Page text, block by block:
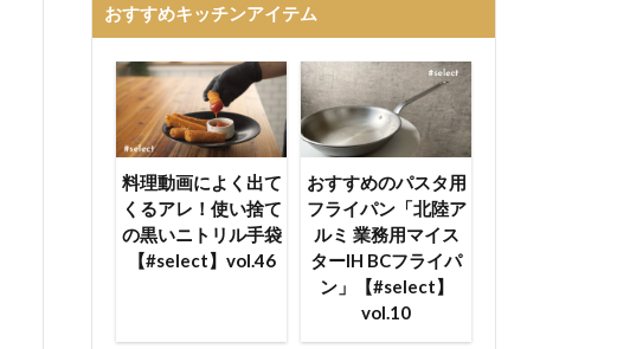
おすすめキッチンアイテム
料理動画によく出て
くるアレ！使い捨て
の黒いニトリル手袋
【#select】vol.46
おすすめのパスタ用
フライパン「北陸ア
ルミ 業務用マイス
ターIH BCフライパ
ン」【#select】
vol.10